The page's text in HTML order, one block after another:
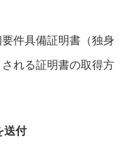
件具備証明書（独身
れる証明書の取得方
送付